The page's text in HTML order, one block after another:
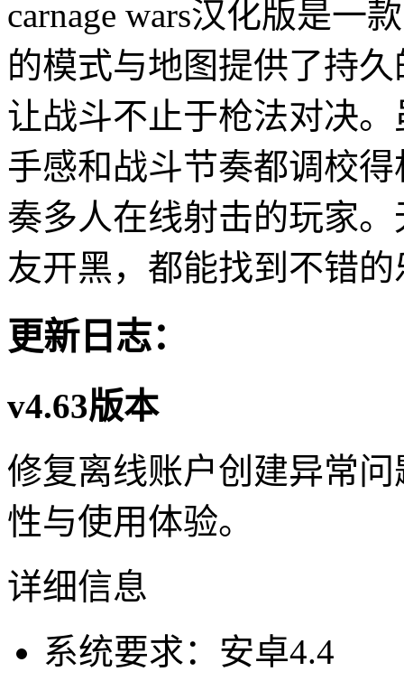
carnage wars汉化版是一
的模式与地图提供了持
让战斗不止于枪法对决
手感和战斗节奏都调校
奏多人在线射击的玩家
友开黑，都能找到不错的
更新日志：
v4.63版本
修复离线账户创建异常
性与使用体验。
详细信息
系统要求：安卓4.4